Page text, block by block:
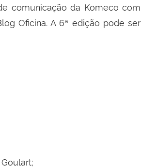
comunicação da Komeco com
Oficina. A 6ª edição pode ser